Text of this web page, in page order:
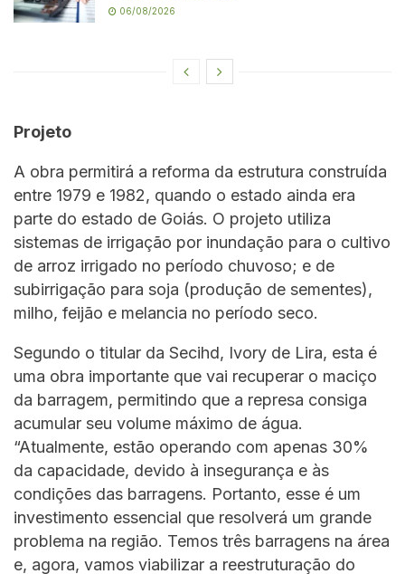
06/08/2026
Projeto
A obra permitirá a reforma da estrutura construída
entre 1979 e 1982, quando o estado ainda era
parte do estado de Goiás. O projeto utiliza
sistemas de irrigação por inundação para o cultivo
de arroz irrigado no período chuvoso; e de
subirrigação para soja (produção de sementes),
milho, feijão e melancia no período seco.
Segundo o titular da Secihd, Ivory de Lira, esta é
uma obra importante que vai recuperar o maciço
da barragem, permitindo que a represa consiga
acumular seu volume máximo de água.
“Atualmente, estão operando com apenas 30%
da capacidade, devido à insegurança e às
condições das barragens. Portanto, esse é um
investimento essencial que resolverá um grande
problema na região. Temos três barragens na área
e, agora, vamos viabilizar a reestruturação do